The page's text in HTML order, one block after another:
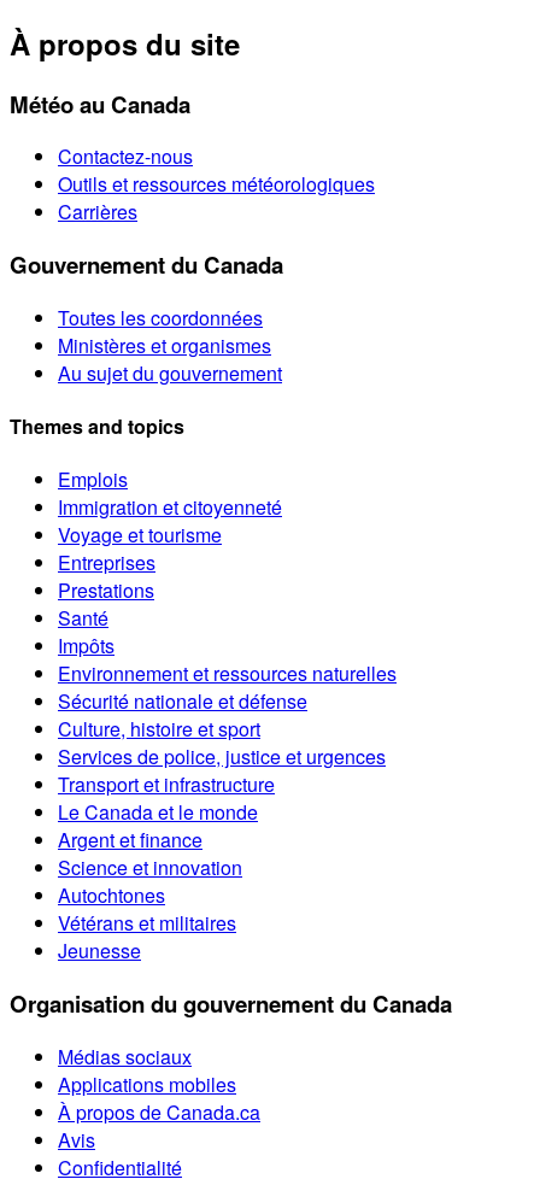
À propos du site
Météo au Canada
Contactez-nous
Outils et ressources météorologiques
Carrières
Gouvernement du Canada
Toutes les coordonnées
Ministères et organismes
Au sujet du gouvernement
Themes and topics
Emplois
Immigration et citoyenneté
Voyage et tourisme
Entreprises
Prestations
Santé
Impôts
Environnement et ressources naturelles
Sécurité nationale et défense
Culture, histoire et sport
Services de police, justice et urgences
Transport et infrastructure
Le Canada et le monde
Argent et finance
Science et innovation
Autochtones
Vétérans et militaires
Jeunesse
Organisation du gouvernement du Canada
Médias sociaux
Applications mobiles
À propos de Canada.ca
Avis
Confidentialité